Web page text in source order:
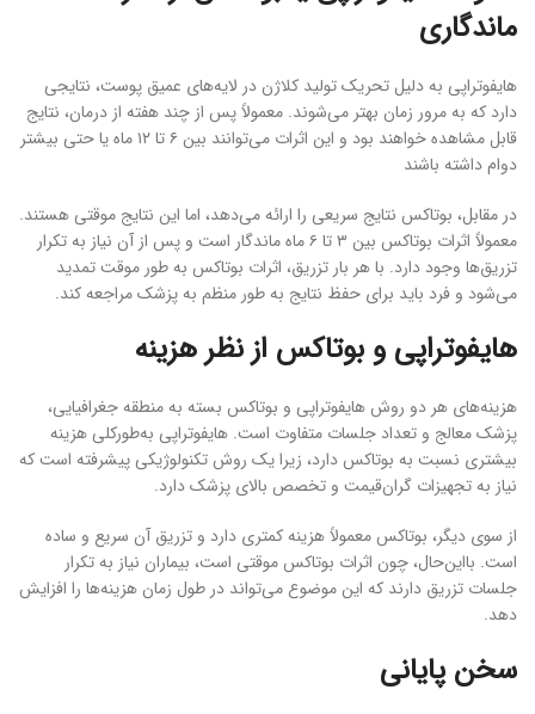
ماندگاری
هایفوتراپی به دلیل تحریک تولید کلاژن در لایه‌های عمیق پوست، نتایجی
دارد که به مرور زمان بهتر می‌شوند. معمولاً پس از چند هفته از درمان، نتایج
قابل مشاهده خواهند بود و این اثرات می‌توانند بین ۶ تا ۱۲ ماه یا حتی بیشتر
دوام داشته باشند
در مقابل، بوتاکس نتایج سریعی را ارائه می‌دهد، اما این نتایج موقتی هستند.
معمولاً اثرات بوتاکس بین ۳ تا ۶ ماه ماندگار است و پس از آن نیاز به تکرار
تزریق‌ها وجود دارد. با هر بار تزریق، اثرات بوتاکس به طور موقت تمدید
می‌شود و فرد باید برای حفظ نتایج به طور منظم به پزشک مراجعه کند.
هایفوتراپی و بوتاکس از نظر هزینه
هزینه‌های هر دو روش هایفوتراپی و بوتاکس بسته به منطقه جغرافیایی،
پزشک معالج و تعداد جلسات متفاوت است. هایفوتراپی به‌طورکلی هزینه
بیشتری نسبت به بوتاکس دارد، زیرا یک روش تکنولوژیکی پیشرفته است که
نیاز به تجهیزات گران‌قیمت و تخصص بالای پزشک دارد.
از سوی دیگر، بوتاکس معمولاً هزینه کمتری دارد و تزریق آن سریع و ساده
است. بااین‌حال، چون اثرات بوتاکس موقتی است، بیماران نیاز به تکرار
جلسات تزریق دارند که این موضوع می‌تواند در طول زمان هزینه‌ها را افزایش
دهد.
سخن پایانی